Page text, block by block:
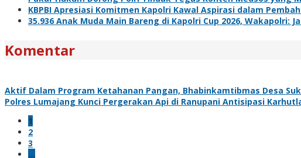
KBPBI Apresiasi Komitmen Kapolri Kawal Aspirasi dalam
35.936 Anak Muda Main Bareng di Kapolri Cup 2026, Wakapolri:
Komentar
Aktif Dalam Program Ketahanan Pangan, Bhabinkamtibmas Desa
Polres Lumajang Kunci Pergerakan Api di Ranupani Antisipasi
1
2
3
…